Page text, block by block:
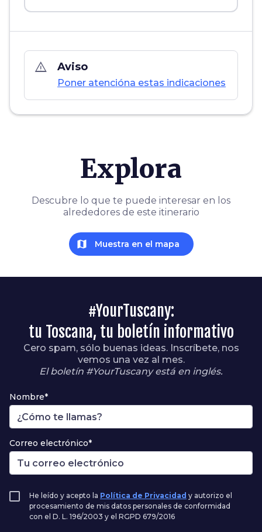
warning_amber Aviso
Poner atencióna estas indicaciones
Explora
Descubre lo que te puede interesar en los
alrededores de este itinerario
map Muestra en el mapa
#YourTuscany:
tu Toscana, tu boletín informativo
Cero spam, sólo buenas ideas. Inscríbete, nos
vemos una vez al mes.
El boletín #YourTuscany está en inglés.
Nombre*
Correo electrónico*
He leído y acepto la Política de Privacidad y autorizo el
procesamiento de mis datos personales de conformidad
con el D. L. 196/2003 y el RGPD 679/2016